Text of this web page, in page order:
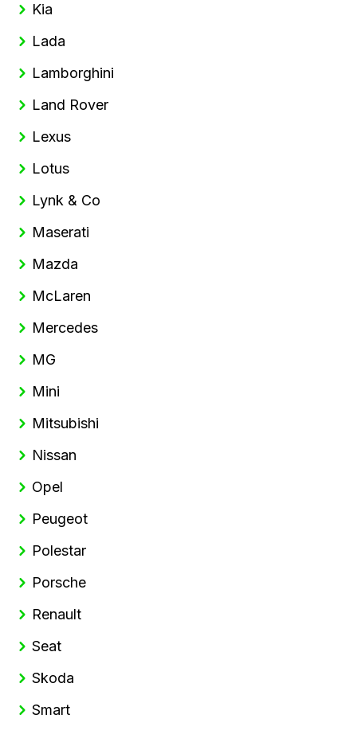
Kia
Lada
Lamborghini
Land Rover
Lexus
Lotus
Lynk & Co
Maserati
Mazda
McLaren
Mercedes
MG
Mini
Mitsubishi
Nissan
Opel
Peugeot
Polestar
Porsche
Renault
Seat
Skoda
Smart